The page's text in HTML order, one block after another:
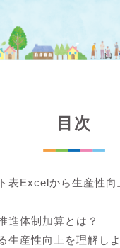
目次
表Excelから生産性
進体制加算とは？
生産性向上を理解しよ